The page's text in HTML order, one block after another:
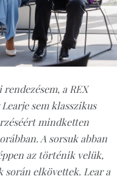
a REX
sem klasszikus
mindketten
A sorsuk abban
az történik velük,
elkövettek. Lear a